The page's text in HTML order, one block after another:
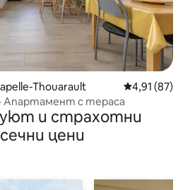
Thouarault Средна
4,91 (87)
Апартамент с тераса
и страхотни
цени